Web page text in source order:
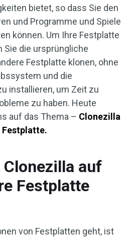
bietet, so dass Sie den
und Programme und Spiele
können. Um Ihre Festplatte
Sie die ursprüngliche
Festplatte klonen, ohne
und die
installieren, um Zeit zu
zu haben. Heute
auf das Thema – Clonezilla
Festplatte.
auf
Festplatte
von Festplatten geht, ist